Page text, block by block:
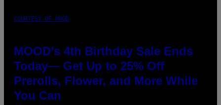
COURTESY OF MOOD
MOOD’s 4th Birthday Sale Ends
Today— Get Up to 25% Off
Prerolls, Flower, and More While
You Can